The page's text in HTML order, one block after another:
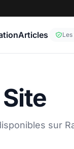
Articles
sur